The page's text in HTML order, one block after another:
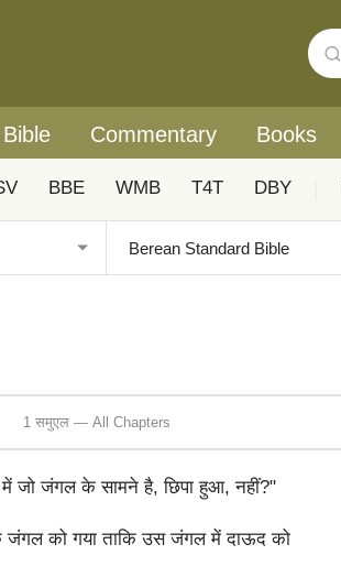
Bible Commentary Books
BBE WMB T4T DBY
1 समुएल — All Chapters
जो जंगल के सामने है, छिपा हुआ, नहीं?"
को गया ताकि उस जंगल में दाऊद को